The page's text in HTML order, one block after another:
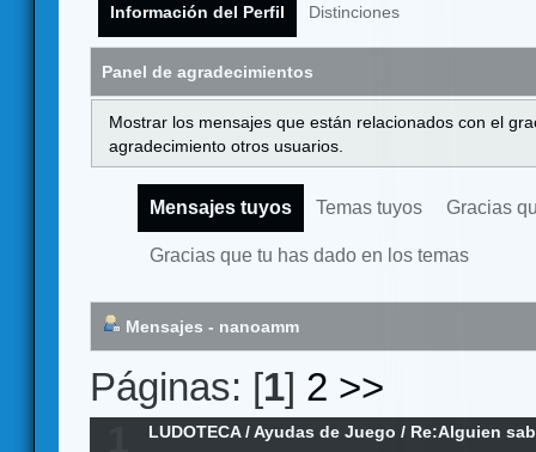
Información del Perfil Distinciones
Panel de agradecimientos
Mostrar los mensajes que están relacionados con el
agradecimiento otros usuarios.
Mensajes tuyos Temas tuyos Gracias
Gracias que tu has dado en los temas
Mensajes - nanoamm
Páginas: [1] 2 >>
LUDOTECA/Ayudas de Juego / Re:Alguien